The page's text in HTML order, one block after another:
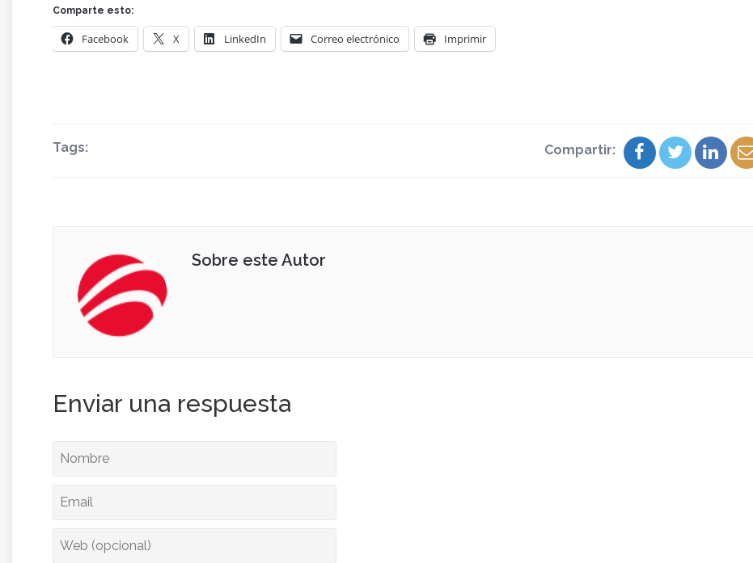
Comparte esto:
Facebook X LinkedIn Correo electrónico Imprimir
Tags: Compartir:
Sobre este Autor
Enviar una respuesta